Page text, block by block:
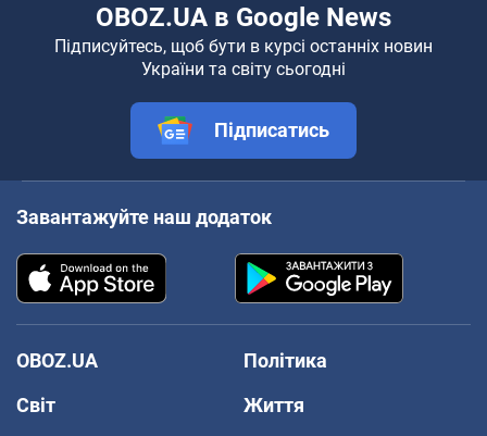
OBOZ.UA в Google News
Підписуйтесь, щоб бути в курсі останніх новин
України та світу сьогодні
Підписатись
Завантажуйте наш додаток
OBOZ.UA
Політика
Світ
Життя